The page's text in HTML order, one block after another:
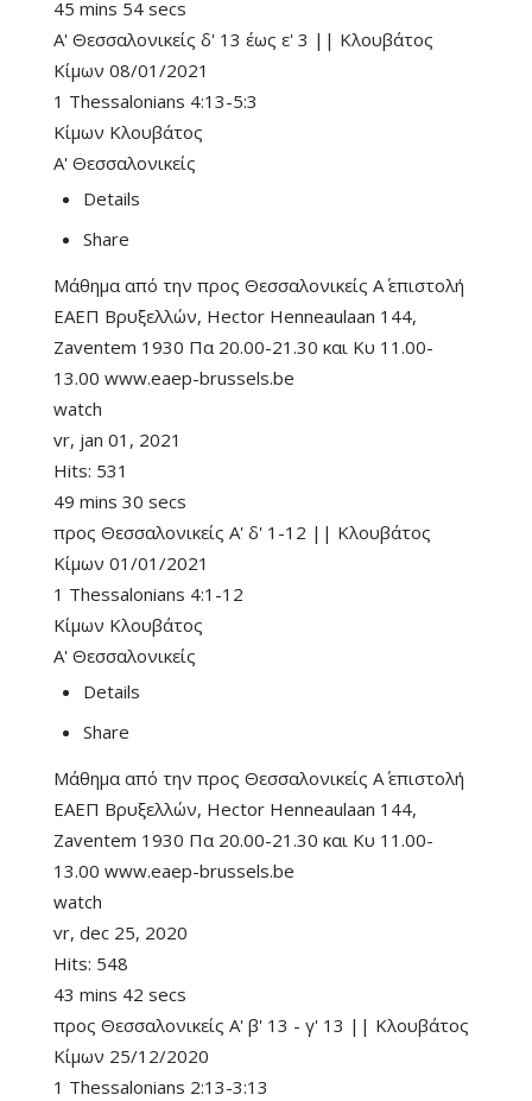
45 mins 54 secs
Α' Θεσσαλονικείς δ' 13 έως ε' 3 || Κλουβάτος
Κίμων 08/01/2021
1 Thessalonians 4:13-5:3
Κίμων Κλουβάτος
Α' Θεσσαλονικείς
Details
Share
Μάθημα από την προς Θεσσαλονικείς Α΄ επιστολή
ΕΑΕΠ Βρυξελλών, Hector Henneaulaan 144,
Zaventem 1930 Πα 20.00-21.30 και Κυ 11.00-
13.00 www.eaep-brussels.be
watch
vr, jan 01, 2021
Hits: 531
49 mins 30 secs
προς Θεσσαλονικείς Α' δ' 1-12 || Κλουβάτος
Κίμων 01/01/2021
1 Thessalonians 4:1-12
Κίμων Κλουβάτος
Α' Θεσσαλονικείς
Details
Share
Μάθημα από την προς Θεσσαλονικείς Α΄ επιστολή
ΕΑΕΠ Βρυξελλών, Hector Henneaulaan 144,
Zaventem 1930 Πα 20.00-21.30 και Κυ 11.00-
13.00 www.eaep-brussels.be
watch
vr, dec 25, 2020
Hits: 548
43 mins 42 secs
προς Θεσσαλονικείς Α' β' 13 - γ' 13 || Κλουβάτος
Κίμων 25/12/2020
1 Thessalonians 2:13-3:13